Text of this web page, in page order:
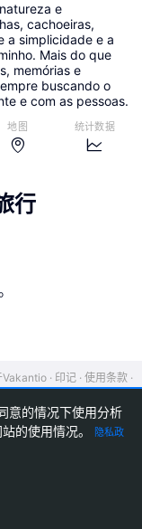
e
cachoeiras,
a simplicidade e a
Mais do que
memórias e
buscando o
e com as pessoas.
地图 统计数据
行
意的情况下使用分析
的使用情况。
隐私政
Vakantio 印记
使用条款